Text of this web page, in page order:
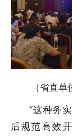
（省直
“这种务
后规范高效